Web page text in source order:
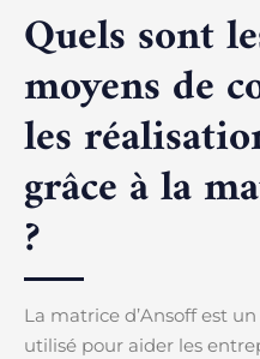
Quels sont
moyens de
les
grâce à la
?
La matrice d’Ansoff est
utilisé pour aider les